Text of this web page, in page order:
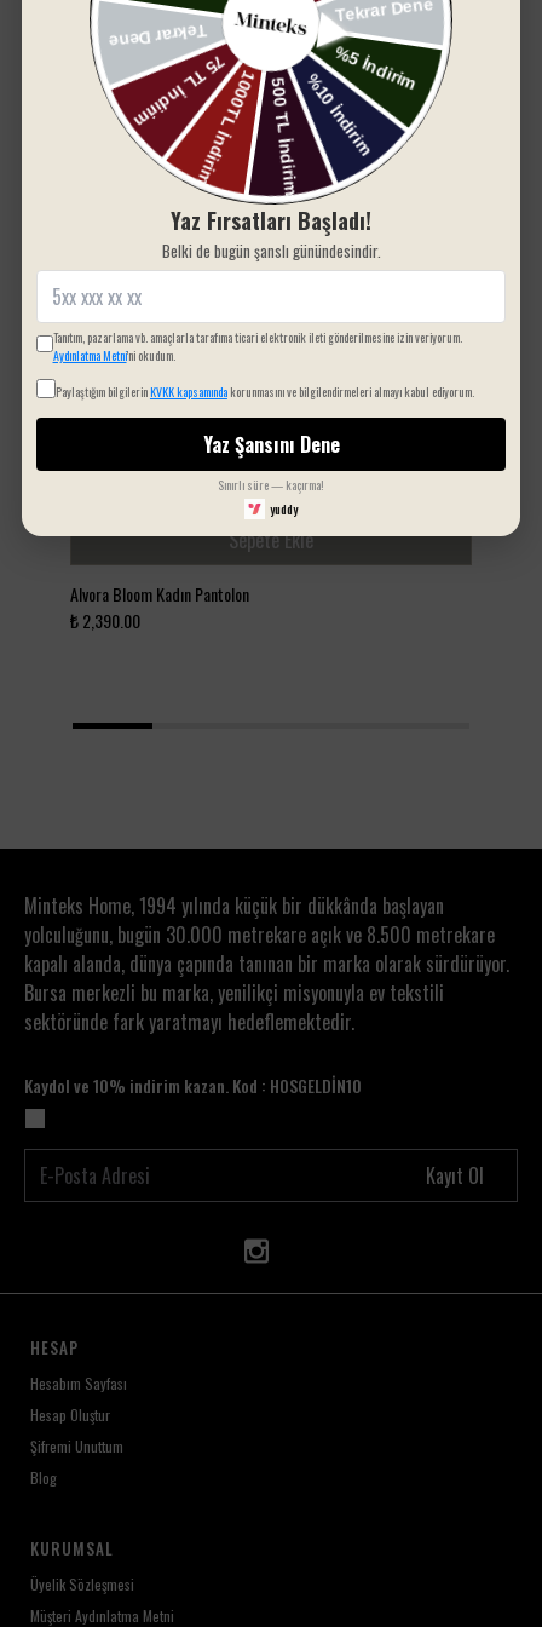
Kuru temizleme yapılabilir.
Ütü kullanımına uygundur.
SIZIN İÇIN SEÇTIKLERIMIZ
Sepete Ekle
Alvora Bloom Kadın Pantolon
₺ 2,390.00
1
Minteks Home, 1994 yılında küçük bir dükkânda başlayan
yolculuğunu, bugün 30.000 metrekare açık ve 8.500 metrekare
kapalı alanda, dünya çapında tanınan bir marka olarak sürdürüyor.
Bursa merkezli bu marka, yenilikçi misyonuyla ev tekstili
sektöründe fark yaratmayı hedeflemektedir.
Kaydol ve 10% indirim kazan. Kod : HOSGELDİN10
Kayıt Ol
HESAP
Hesabım Sayfası
Hesap Oluştur
Şifremi Unuttum
Blog
KURUMSAL
Üyelik Sözleşmesi
Müşteri Aydınlatma Metni
Yaz Fırsatları Başladı!
Belki de bugün şanslı günündesindir.
Tanıtım, pazarlama vb. amaçlarla tarafıma ticari elektronik ileti gönderilmesine izin veriyorum.
Aydınlatma Metni'ni okudum.
Paylaştığım bilgilerinKVKK kapsamındakorunmasını ve bilgilendirmeleri almayı kabul ediyorum.
Yaz Şansını Dene
Sınırlı süre — kaçırma!
yuddy